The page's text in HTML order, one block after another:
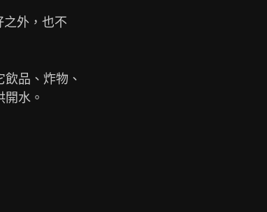
品、炸物、
水。